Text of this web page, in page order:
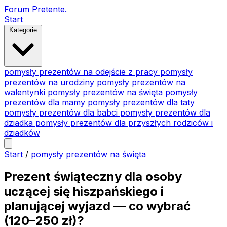
Forum Pretente.
Start
Kategorie
pomysły prezentów na odejście z pracy pomysły
prezentów na urodziny pomysły prezentów na
walentynki pomysły prezentów na święta pomysły
prezentów dla mamy pomysły prezentów dla taty
pomysły prezentów dla babci pomysły prezentów dla
dziadka pomysły prezentów dla przyszłych rodziców i
dziadków
Start / pomysły prezentów na święta
Prezent świąteczny dla osoby
uczącej się hiszpańskiego i
planującej wyjazd — co wybrać
(120–250 zł)?